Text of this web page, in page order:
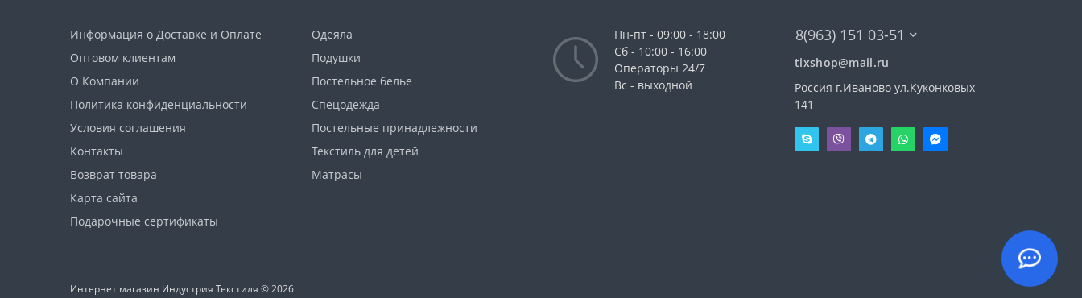
Информация о Доставке и Оплате
Оптовом клиентам
О Компании
Политика конфиденциальности
Условия соглашения
Контакты
Возврат товара
Карта сайта
Подарочные сертификаты
Одеяла
Подушки
Постельное белье
Спецодежда
Постельные принадлежности
Текстиль для детей
Матрасы
Пн-пт - 09:00 - 18:00
Сб - 10:00 - 16:00
Операторы 24/7
Вс - выходной
8(963) 151 03-51
tixshop@mail.ru
Россия г.Иваново ул.Куконковых
141
Интернет магазин Индустрия Текстиля © 2026